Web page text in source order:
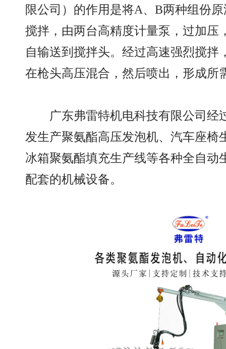
限公司）的作用是将A、B两种组份
搅拌，由两台高精度计量泵，过加压
自输送到搅拌头。经过高速强烈搅拌
在枪头高压混合，然后喷出，形成所
广东弗雷特机电科技有限公司经
发生产聚氨酯高压发泡机、汽车座椅
冰箱聚氨酯填充生产线等各种全自动
配套的机械设备。